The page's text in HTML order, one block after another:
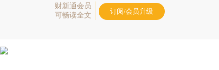
财新通会员
可畅读全文
订阅/会员升级